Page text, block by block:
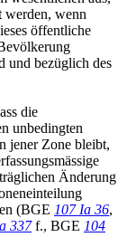
werden, wenn
öffentliche
und bezüglich des
die
unbedingten
jener Zone bleibt,
Änderung
(BGE 107 Ia 36,
337f., BGE 104